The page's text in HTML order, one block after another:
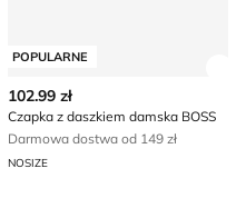
POPULARNE
102.99 zł
Czapka z daszkiem damska BOSS
Darmowa dostwa od 149 zł
NOSIZE